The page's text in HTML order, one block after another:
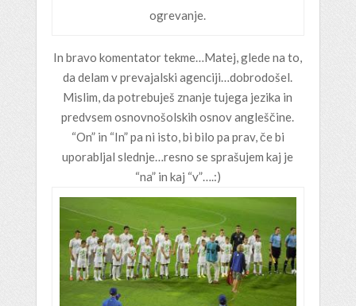
ogrevanje.
In bravo komentator tekme…Matej, glede na to,
da delam v prevajalski agenciji…dobrodošel.
Mislim, da potrebuješ znanje tujega jezika in
predvsem osnovnošolskih osnov angleščine.
“On” in “In” pa ni isto, bi bilo pa prav, če bi
uporabljal slednje…resno se sprašujem kaj je
“na” in kaj “v”….:)